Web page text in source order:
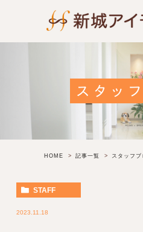
スタッ
HOME 記事一覧 スタッフブ
STAFF
2023.11.18